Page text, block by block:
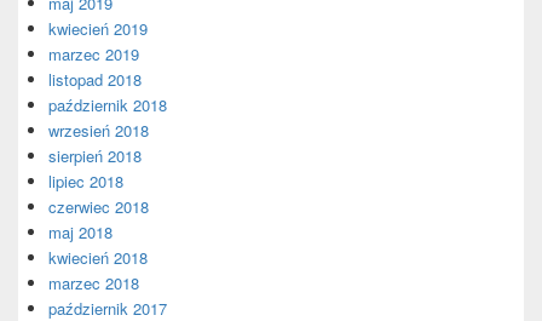
kwiecień 2019
marzec 2019
listopad 2018
październik 2018
wrzesień 2018
sierpień 2018
lipiec 2018
czerwiec 2018
maj 2018
kwiecień 2018
marzec 2018
październik 2017